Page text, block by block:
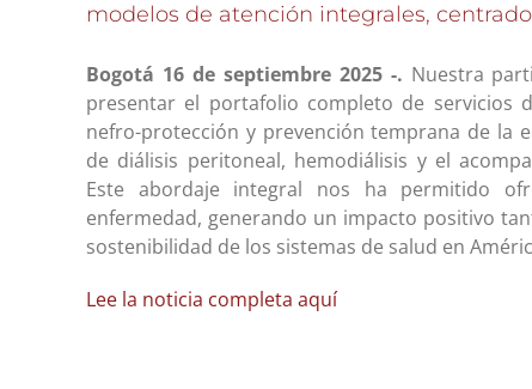
modelos de atención integrales,
Bogotá 16 de septiembre 2025 -. Nuestra
presentar el portafolio completo de servicios
nefro-protección y prevención temprana de la
de diálisis peritoneal, hemodiálisis y el
Este abordaje integral nos ha permitido
enfermedad, generando un impacto positivo
sostenibilidad de los sistemas de salud en
Lee la noticia completa aquí